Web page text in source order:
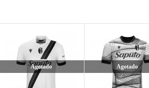
Agotado Agotado